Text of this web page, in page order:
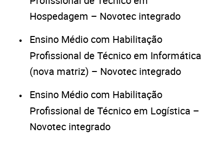
Hospedagem – Novotec integrado
Ensino Médio com Habilitação
Profissional de Técnico em Informática
(nova matriz) – Novotec integrado
Ensino Médio com Habilitação
Profissional de Técnico em Logística –
Novotec integrado